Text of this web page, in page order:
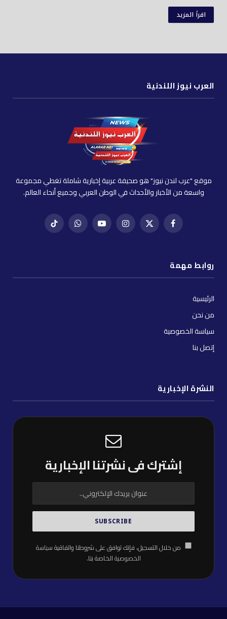
اقرأ المزيد
العرب نيوز اللندنية
موقع "عرب لندن نيوز" هو صحيفة عربية إخبارية شاملة تغطي مجموعة
واسعة من الأخبار والأحداث في الوطن العربي وجميع أنحاء العالم.
فيسبوكX
إنستغراميوتيوب واتساب تيك
روابط مهمة
الرئيسية
من نحن
سياسة الخصوصية
إتصل بنا
النشرة الإخبارية
إشترك فى نشرتنا الإخبارية
من خلال التسجيل، فإنك توافق على شروطنا واتفاقيةسياسة
الخصوصيةالخاصة بنا.